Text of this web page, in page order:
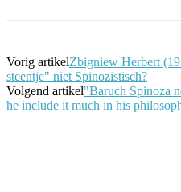
Vorig artikelZbigniew Herbert
steentje" niet Spinozistisch?
Volgend artikel"Baruch Spinoza
he include it much in his